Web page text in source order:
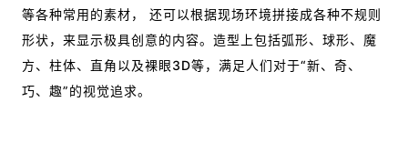
等各种常用的素材， 还可以根据现场环境拼接成各种不规则
形状，来显示极具创意的内容。造型上包括弧形、球形、魔
方、柱体、直角以及裸眼3D等，满足人们对于“新、奇、
巧、趣”的视觉追求。